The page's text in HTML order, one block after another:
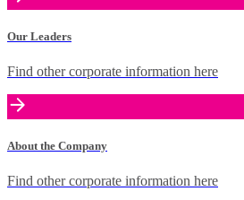
Our Leaders
Find other corporate information here
About the Company
Find other corporate information here